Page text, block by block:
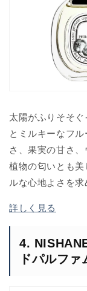
太陽がふりそそ
とミルキーなフ
さ、果実の甘さ
植物の匂いとも
ルな心地よさを求
詳しく見る
4.
ドパルファ